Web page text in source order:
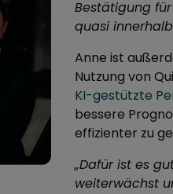
Bestätigung
quasi
Anne ist
Nutzung von
KI-gestützte
bessere
effizienter zu
„Dafür ist es
weiterwächst